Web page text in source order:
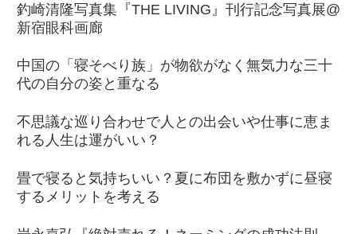
釣崎清隆写真集『THE LIVING』刊行記念写真展@
新宿眼科画廊
中国の「寝そべり族」が物欲がなく無気力な三十
代の自分の姿と重なる
不思議な巡り合わせで人との出会いや仕事に恵ま
れる人生は運がいい？
畳で寝ると気持ちいい？夏に布団を敷かずに昼寝
するメリットを考える